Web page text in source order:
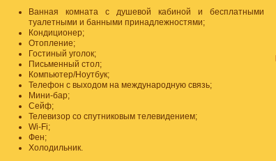
Ванная комната с душевой кабиной и бесплатными
туалетными и банными принадлежностями;
Кондиционер;
Отопление;
Гостиный уголок;
Письменный стол;
Компьютер/Ноутбук;
Телефон с выходом на международную связь;
Мини-бар;
Сейф;
Телевизор со спутниковым телевидением;
Wi-Fi;
Фен;
Холодильник.